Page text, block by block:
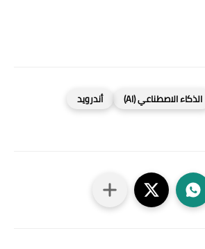
الذكاء الاصطناعي (AI)
أندرويد